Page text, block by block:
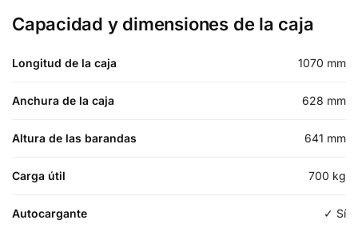
Capacidad y dimensiones de la caja
Longitud de la caja 1070 mm
Anchura de la caja 628 mm
Altura de las barandas 641 mm
Carga útil 700 kg
Autocargante ✓ Sí